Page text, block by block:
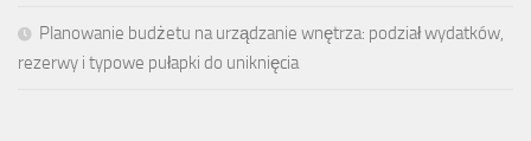
Planowanie budżetu na urządzanie wnętrza: podział wydatków,
rezerwy i typowe pułapki do uniknięcia